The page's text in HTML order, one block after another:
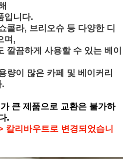
입니다.
콜라, 브리오슈 등 다양한 디
며,
깔끔하게 사용할 수 있는 베이
량이 많은 카페 및 베이커리
큰 제품으로 교환은 불가하
.
리바우트로 변경되었습니